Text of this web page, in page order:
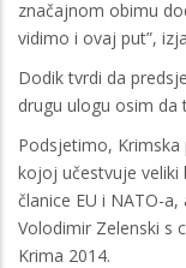
značajnom obimu
vidimo i ovaj put”,
Dodik tvrdi da
drugu ulogu osim da
Podsjetimo,
kojoj učestvuje veliki
članice EU i NATO-
Volodimir Zelenski s
Krima 2014.